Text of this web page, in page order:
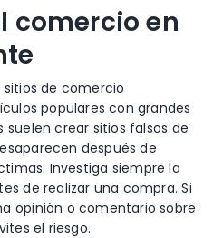
comercio en
de comercio
populares con grandes
suelen crear sitios falsos de
después de
Investiga siempre la
de realizar una compra. Si
opinión o comentario sobre
el riesgo.